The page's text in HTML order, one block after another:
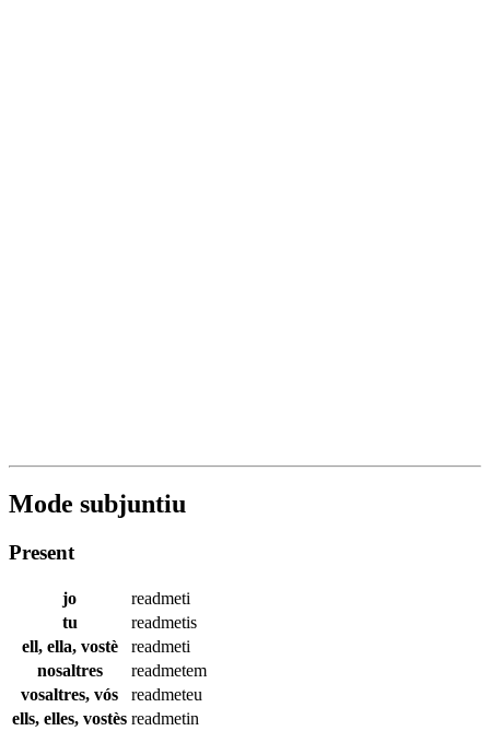
Mode subjuntiu
Present
jo
readmeti
tu
readmetis
ell, ella, vostè
readmeti
nosaltres
readmetem
vosaltres, vós
readmeteu
ells, elles, vostès readmetin